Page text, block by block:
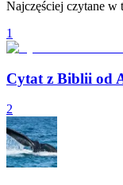
Najczęściej czytane w
1
Cytat z Biblii od
2